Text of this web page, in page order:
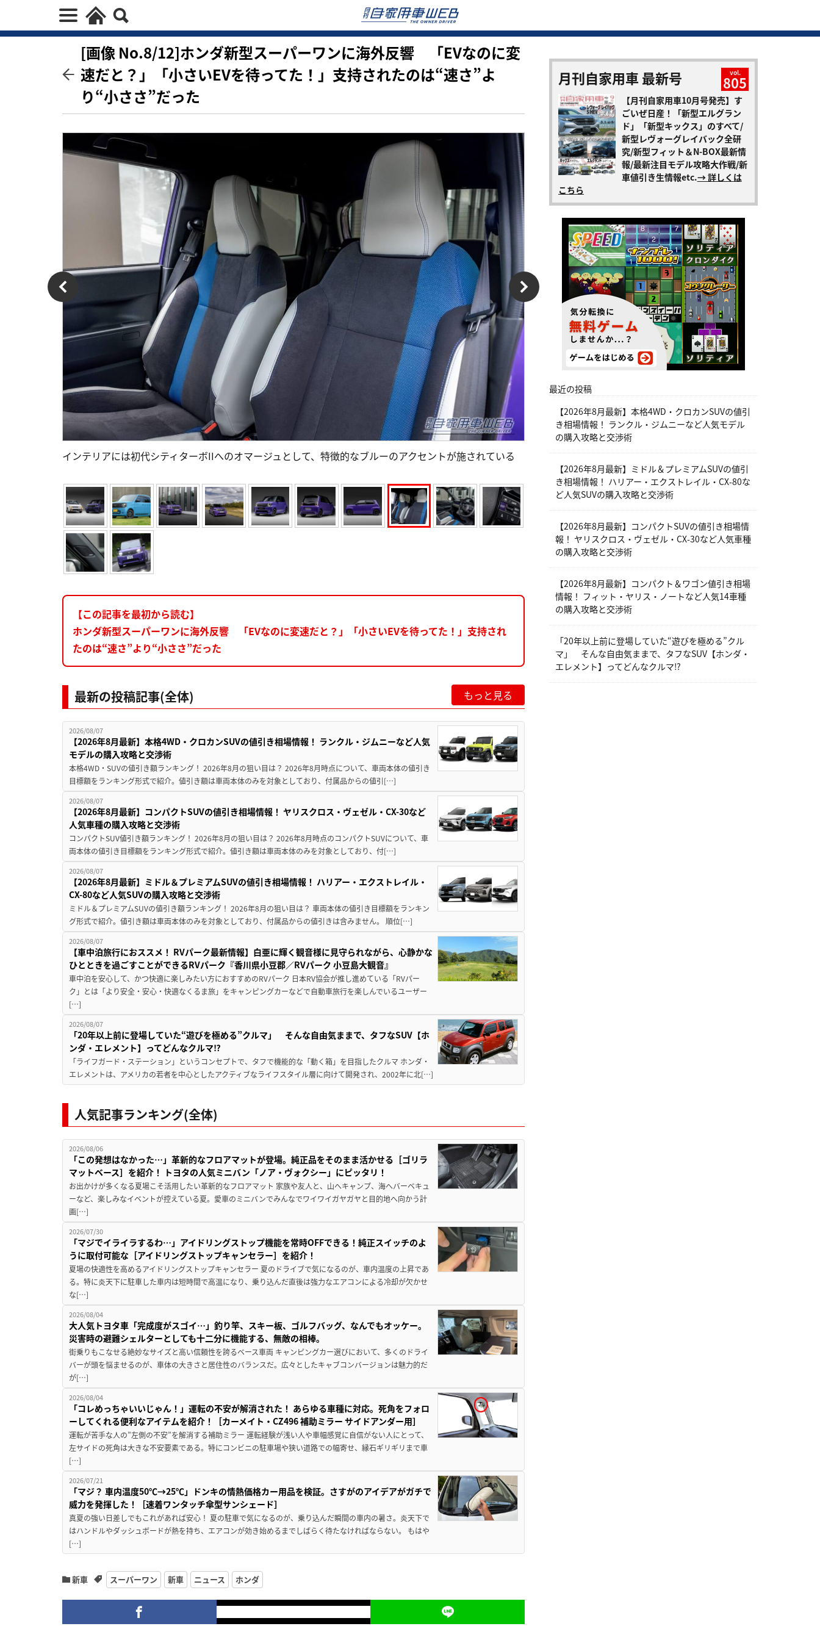
[画像 No.8/12]ホンダ新型スーパーワンに海外反響 「EVなのに変
速だと？」「小さいEVを待ってた！」支持されたのは“速さ”よ
り“小ささ”だった
インテリアには初代シティターボIIへのオマージュとして、特徴的なブルーのアクセントが施されている
【この記事を最初から読む】
ホンダ新型スーパーワンに海外反響 「EVなのに変速だと？」「小さいEVを待ってた！」支持され
たのは“速さ”より“小ささ”だった
最新の投稿記事(全体) もっと見る
2026/08/07
【2026年8月最新】本格4WD・クロカンSUVの値引き相場情報！ ランクル・ジムニーなど人気
モデルの購入攻略と交渉術
本格4WD・SUVの値引き額ランキング！ 2026年8月の狙い目は？ 2026年8月時点について、車両本体の値引き
目標額をランキング形式で紹介。値引き額は車両本体のみを対象としており、付属品からの値引[…]
2026/08/07
【2026年8月最新】コンパクトSUVの値引き相場情報！ ヤリスクロス・ヴェゼル・CX-30など
人気車種の購入攻略と交渉術
コンパクトSUV値引き額ランキング！ 2026年8月の狙い目は？ 2026年8月時点のコンパクトSUVについて、車
両本体の値引き目標額をランキング形式で紹介。値引き額は車両本体のみを対象としており、付[…]
2026/08/07
【2026年8月最新】ミドル＆プレミアムSUVの値引き相場情報！ ハリアー・エクストレイル・
CX-80など人気SUVの購入攻略と交渉術
ミドル＆プレミアムSUVの値引き額ランキング！ 2026年8月の狙い目は？ 車両本体の値引き目標額をランキン
グ形式で紹介。値引き額は車両本体のみを対象としており、付属品からの値引きは含みません。 順位[…]
2026/08/07
【車中泊旅行におススメ！ RVパーク最新情報】白亜に輝く観音様に見守られながら、心静かな
ひとときを過ごすことができるRVパーク『香川県小豆郡／RVパーク 小豆島大観音』
車中泊を安心して、かつ快適に楽しみたい方におすすめのRVパーク 日本RV協会が推し進めている「RVパー
ク」とは「より安全・安心・快適なくるま旅」をキャンピングカーなどで自動車旅行を楽しんでいるユーザー
[…]
2026/08/07
「20年以上前に登場していた“遊びを極める”クルマ」 そんな自由気ままで、タフなSUV【ホ
ンダ・エレメント】ってどんなクルマ⁉︎
「ライフガード・ステーション」というコンセプトで、タフで機能的な「動く箱」を目指したクルマ ホンダ・
エレメントは、アメリカの若者を中心としたアクティブなライフスタイル層に向けて開発され、2002年に北[…]
人気記事ランキング(全体)
2026/08/06
「この発想はなかった…」革新的なフロアマットが登場。純正品をそのまま活かせる［ゴリラ
マットベース］を紹介！ トヨタの人気ミニバン「ノア・ヴォクシー」にピッタリ！
お出かけが多くなる夏場こそ活用したい革新的なフロアマット 家族や友人と、山へキャンプ、海へバーベキュ
ーなど、楽しみなイベントが控えている夏。愛車のミニバンでみんなでワイワイガヤガヤと目的地へ向かう計
画[…]
2026/07/30
「マジでイライラするわ…」アイドリングストップ機能を常時OFFできる！純正スイッチのよ
うに取付可能な［アイドリングストップキャンセラー］を紹介！
夏場の快適性を高めるアイドリングストップキャンセラー 夏のドライブで気になるのが、車内温度の上昇であ
る。特に炎天下に駐車した車内は短時間で高温になり、乗り込んだ直後は強力なエアコンによる冷却が欠かせ
な[…]
2026/08/04
大人気トヨタ車「完成度がスゴイ…」釣り竿、スキー板、ゴルフバッグ、なんでもオッケー。
災害時の避難シェルターとしても十二分に機能する、無敵の相棒。
街乗りもこなせる絶妙なサイズと高い信頼性を誇るベース車両 キャンピングカー選びにおいて、多くのドライ
バーが頭を悩ませるのが、車体の大きさと居住性のバランスだ。広々としたキャブコンバージョンは魅力的だ
が[…]
2026/08/04
「コレめっちゃいいじゃん！」運転の不安が解消された！ あらゆる車種に対応。死角をフォロ
ーしてくれる便利なアイテムを紹介！［カーメイト・CZ496 補助ミラー サイドアンダー用］
運転が苦手な人の”左側の不安”を解消する補助ミラー 運転経験が浅い人や車幅感覚に自信がない人にとって、
左サイドの死角は大きな不安要素である。特にコンビニの駐車場や狭い道路での幅寄せ、縁石ギリギリまで車
[…]
2026/07/21
「マジ？ 車内温度50℃→25℃」ドンキの情熱価格カー用品を検証。さすがのアイデアがガチで
威力を発揮した！［速着ワンタッチ傘型サンシェード］
真夏の強い日差しでもこれがあれば安心！ 夏の駐車で気になるのが、乗り込んだ瞬間の車内の暑さ。炎天下で
はハンドルやダッシュボードが熱を持ち、エアコンが効き始めるまでしばらく待たなければならない。 もはや
[…]
新車 スーパーワン 新車 ニュース ホンダ
月刊自家用車 最新号 vol.
805
【月刊自家用車10月号発売】す
ごいぜ日産！「新型エルグラン
ド」「新型キックス」のすべて/
新型レヴォーグレイバック全研
究/新型フィット＆N-BOX最新情
報/最新注目モデル攻略大作戦/新
車値引き生情報etc.→ 詳しくは
こちら
最近の投稿
【2026年8月最新】本格4WD・クロカンSUVの値引
き相場情報！ ランクル・ジムニーなど人気モデル
の購入攻略と交渉術
【2026年8月最新】ミドル＆プレミアムSUVの値引
き相場情報！ ハリアー・エクストレイル・CX-80な
ど人気SUVの購入攻略と交渉術
【2026年8月最新】コンパクトSUVの値引き相場情
報！ ヤリスクロス・ヴェゼル・CX-30など人気車種
の購入攻略と交渉術
【2026年8月最新】コンパクト＆ワゴン値引き相場
情報！ フィット・ヤリス・ノートなど人気14車種
の購入攻略と交渉術
「20年以上前に登場していた“遊びを極める”クル
マ」 そんな自由気ままで、タフなSUV【ホンダ・
エレメント】ってどんなクルマ⁉︎